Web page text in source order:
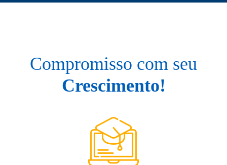
Compromisso com seu
Crescimento!